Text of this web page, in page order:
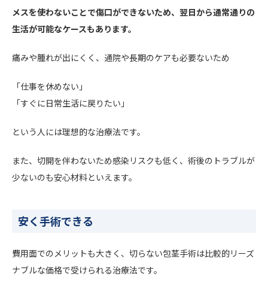
メスを使わないことで傷口ができないため、翌日から通常通りの
生活が可能なケースもあります。
痛みや腫れが出にくく、通院や長期のケアも必要ないため
「仕事を休めない」
「すぐに日常生活に戻りたい」
という人には理想的な治療法です。
また、切開を伴わないため感染リスクも低く、術後のトラブルが
少ないのも安心材料といえます。
安く手術できる
費用面でのメリットも大きく、切らない包茎手術は比較的リーズ
ナブルな価格で受けられる治療法です。